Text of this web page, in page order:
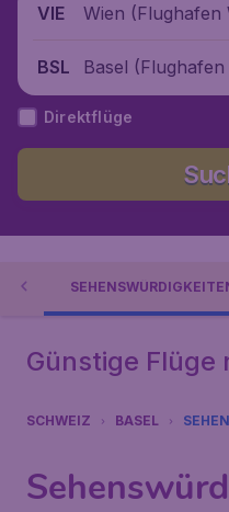
VIE
Wien (Flughafen
BSL
Basel
rg), Schweiz
Direktflüge
Günstige Flüge
SCHWEIZ BASEL